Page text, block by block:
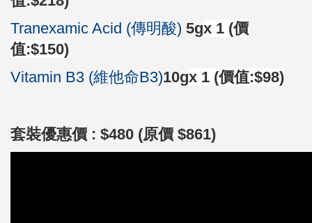
Tranexamic Acid (傳明酸) 5gx 1 (價
值:$150)
Vitamin B3 (維他命B3)10gx 1 (價值:$98)
套裝優惠價 : $480 (原價 $861)